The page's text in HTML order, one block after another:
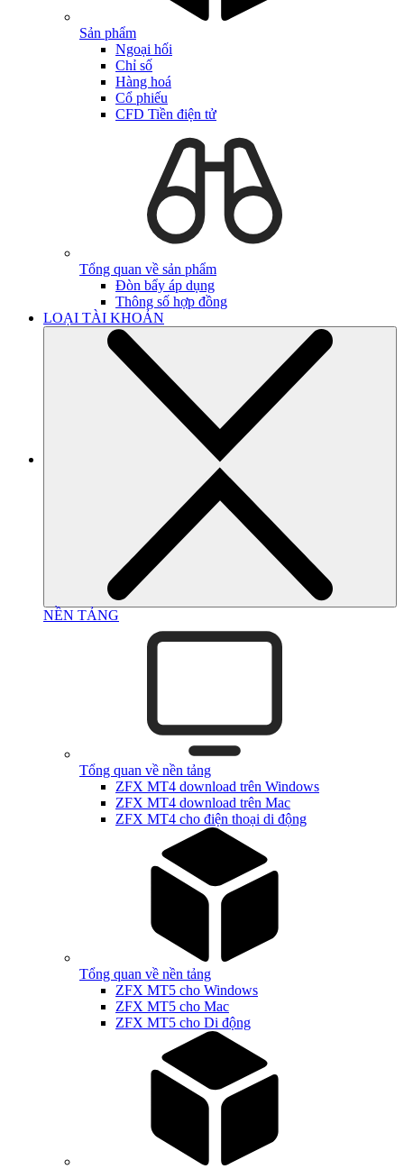
Sản phẩm
Ngoại hối
Chỉ số
Hàng hoá
Cổ phiếu
CFD Tiền điện tử
Tổng quan về sản phẩm
Đòn bẩy áp dụng
Thông số hợp đồng
LOẠI TÀI KHOẢN
NỀN TẢNG
Tổng quan về nền tảng
ZFX MT4 download trên Windows
ZFX MT4 download trên Mac
ZFX MT4 cho điện thoại di động
Tổng quan về nền tảng
ZFX MT5 cho Windows
ZFX MT5 cho Mac
ZFX MT5 cho Di động